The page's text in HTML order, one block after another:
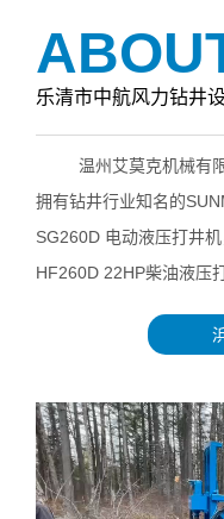
乐清市中航风力钻井
温州艾莫克机械有限
拥有钻井行业知名的
SG260D 电动液压打井
HF260D 22HP柴油液压